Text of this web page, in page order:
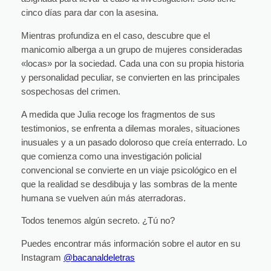
cinco días para dar con la asesina.
Mientras profundiza en el caso, descubre que el
manicomio alberga a un grupo de mujeres consideradas
«locas» por la sociedad. Cada una con su propia historia
y personalidad peculiar, se convierten en las principales
sospechosas del crimen.
A medida que Julia recoge los fragmentos de sus
testimonios, se enfrenta a dilemas morales, situaciones
inusuales y a un pasado doloroso que creía enterrado. Lo
que comienza como una investigación policial
convencional se convierte en un viaje psicológico en el
que la realidad se desdibuja y las sombras de la mente
humana se vuelven aún más aterradoras.
Todos tenemos algún secreto. ¿Tú no?
Puedes encontrar más información sobre el autor en su
Instagram @bacanaldeletras